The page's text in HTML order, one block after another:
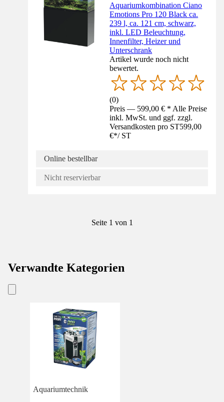
Aquariumkombination Ciano
Emotions Pro 120 Black ca.
239 l, ca. 121 cm, schwarz,
inkl. LED Beleuchtung,
Innenfilter, Heizer und
Unterschrank
Artikel wurde noch nicht
bewertet.
(0)
Preis — 599,00 € * Alle Preise
inkl. MwSt. und ggf. zzgl.
Versandkosten pro ST599,00
€*/ ST
Online bestellbar
Nicht reservierbar
Seite 1 von 1
Verwandte Kategorien
Aquariumtechnik